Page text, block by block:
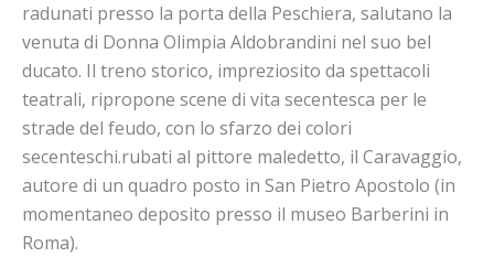
radunati presso la porta della Peschiera, salutano la
venuta di Donna Olimpia Aldobrandini nel suo bel
ducato. Il treno storico, impreziosito da spettacoli
teatrali, ripropone scene di vita secentesca per le
strade del feudo, con lo sfarzo dei colori
secenteschi.rubati al pittore maledetto, il Caravaggio,
autore di un quadro posto in San Pietro Apostolo (in
momentaneo deposito presso il museo Barberini in
Roma).